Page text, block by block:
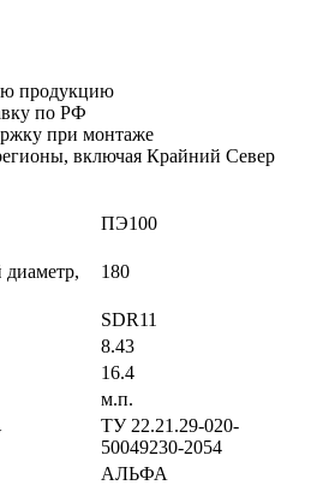
продукцию
по РФ
при монтаже
включая Крайний Север
ПЭ100
180
SDR11
8.43
16.4
м.п.
ТУ 22.21.29-020-
50049230-2054
АЛЬФА